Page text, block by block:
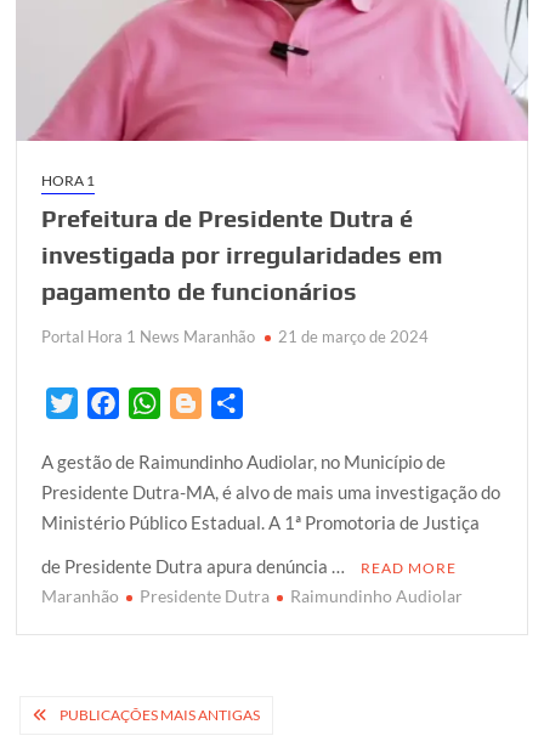
HORA 1
Prefeitura de Presidente Dutra é
investigada por irregularidades em
pagamento de funcionários
Portal Hora 1 News Maranhão 21 de março de 2024
i
t
t
e
r
c
e
b
o
o
W
a
t
s
A
p
o
g
g
e
r
a
r
e
A gestão de Raimundinho Audiolar, no Município de
Presidente Dutra-MA, é alvo de mais uma investigação do
Ministério Público Estadual. A 1ª Promotoria de Justiça
de Presidente Dutra apura denúncia …
READ MORE
Maranhão Presidente Dutra Raimundinho Audiolar
Navegação
PUBLICAÇÕES MAIS ANTIGAS